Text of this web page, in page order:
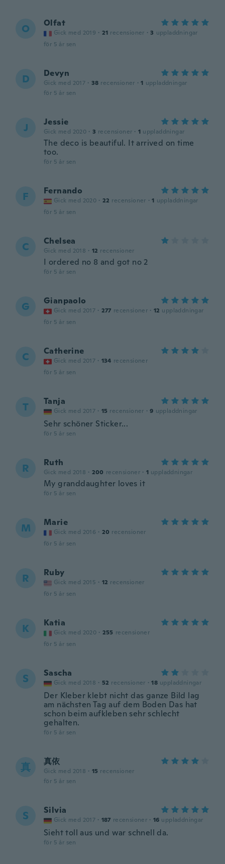
O Olfat
Gick med 2019 · 21 recensioner · 3 uppladdningar
för 5 år sen
D Devyn
Gick med 2017 · 38 recensioner · 1 uppladdningar
för 5 år sen
J Jessie
Gick med 2020 · 3 recensioner · 1 uppladdningar
The deco is beautiful. It arrived on time
too.
för 5 år sen
F Fernando
Gick med 2020 · 22 recensioner · 1 uppladdningar
för 5 år sen
C Chelsea
Gick med 2018 · 12 recensioner
I ordered no 8 and got no 2
för 5 år sen
G Gianpaolo
Gick med 2017 · 277 recensioner · 12 uppladdningar
för 5 år sen
C Catherine
Gick med 2017 · 134 recensioner
för 5 år sen
T Tanja
Gick med 2017 · 15 recensioner · 9 uppladdningar
Sehr schöner Sticker...
för 5 år sen
R Ruth
Gick med 2018 · 200 recensioner · 1 uppladdningar
My granddaughter loves it
för 5 år sen
M Marie
Gick med 2016 · 20 recensioner
för 5 år sen
R Ruby
Gick med 2015 · 12 recensioner
för 5 år sen
K Katia
Gick med 2020 · 255 recensioner
för 5 år sen
S Sascha
Gick med 2018 · 52 recensioner · 18 uppladdningar
Der Kleber klebt nicht das ganze Bild lag
am nächsten Tag auf dem Boden Das hat
schon beim aufkleben sehr schlecht
gehalten.
för 5 år sen
真 真依
Gick med 2018 · 15 recensioner
för 5 år sen
S Silvia
Gick med 2017 · 187 recensioner · 16 uppladdningar
Sieht toll aus und war schnell da.
för 5 år sen